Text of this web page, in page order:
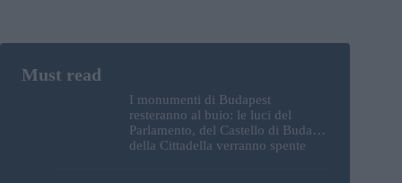
I monumenti di Budapest
resteranno al buio: le luci del
Parlamento, del Castello di Buda e
della Cittadella verranno spente